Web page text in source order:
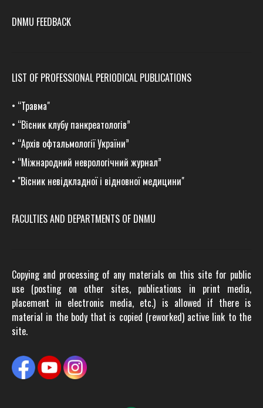
DNMU FEEDBACK
LIST OF PROFESSIONAL PERIODICAL PUBLICATIONS
• “Травма"
• “Вісник клубу панкреатологів”
• “Архів офтальмології України”
• “Міжнародний неврологічний журнал”
• "Вісник невідкладної і відновної медицини"
FACULTIES AND DEPARTMENTS OF DNMU
Copying and processing of any materials on this site for public
use (posting on other sites, publications in print media,
placement in electronic media, etc.) is allowed if there is
material in the body that is copied (reworked) active link to the
site.